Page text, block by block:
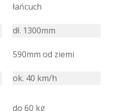
łańcuch
dł. 1300mm
590mm od ziemi
ok. 40 km/h
do 60 kg